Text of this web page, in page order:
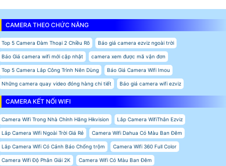
CAMERA THEO CHỨC NĂNG
Top 5 Camera Đàm Thoại 2 Chiều Rõ Báo giá camera ezviz ngoài trời
Báo Giá camera wifi mới cập nhật camera xem được mã vận đơn
Top 5 Camera Lắp Công Trình Nên Dùng Báo Giá Camera Wifi Imou
Những camera quay video đóng hàng chi tiết Báo giá camera wifi ezviz
CAMERA KẾT NỐI WIFI
Camera Wifi Trong Nhà Chính Hãng Hikvision Lắp Camera WifiThân Ezviz
Lắp Camera Wifi Ngoài Trời Giá Rẻ Camera Wifi Dahua Có Màu Ban Đêm
Lắp Camera Wifi Có Cảnh Báo Chống trộm Camera Wifi 360 Full Color
Camera Wifi Độ Phân Giải 2K Camera Wifi Có Màu Ban Đêm